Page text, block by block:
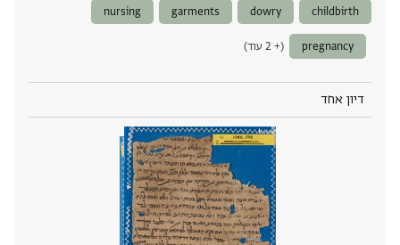
childbirth
dowry
garments
nursing
pregnancy (+ 2 עוד)
דיון אחד